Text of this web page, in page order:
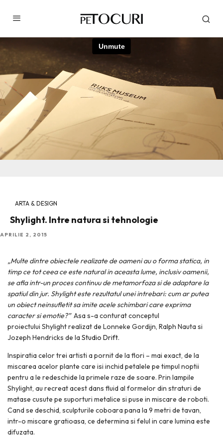
ARTA & DESIGN
Shylight. Intre natura si tehnologie
APRILIE 2, 2015
„Multe dintre obiectele realizate de oameni au o forma statica, in
timp ce tot ceea ce este natural in aceasta lume, inclusiv oamenii,
se afla intr-un proces continuu de metamorfoza si de adaptare la
spatiul din jur. Shylight este rezultatul unei intrebari: cum ar putea
un obiect neinsufletit sa imite acele schimbari care exprima
caracter si emotie?”Asa s-a conturat conceptul
proiectului Shylight realizat de Lonneke Gordijn, Ralph Nauta si
Jozeph Hendricks de la Studio Drift.
Inspiratia celor trei artisti a pornit de la flori – mai exact, de la
miscarea acelor plante care isi inchid petalele pe timpul noptii
pentru a le redeschide la primele raze de soare. Prin lampile
Shylight, au recreat acest dans fluid al formelor din straturi de
matase cusute pe suporturi metalice si puse in miscare de roboti.
Cand se deschid, sculpturile coboara pana la 9 metri de tavan,
intr-o miscare gratioasa, ce determina si felul in care lumina este
difuzata.